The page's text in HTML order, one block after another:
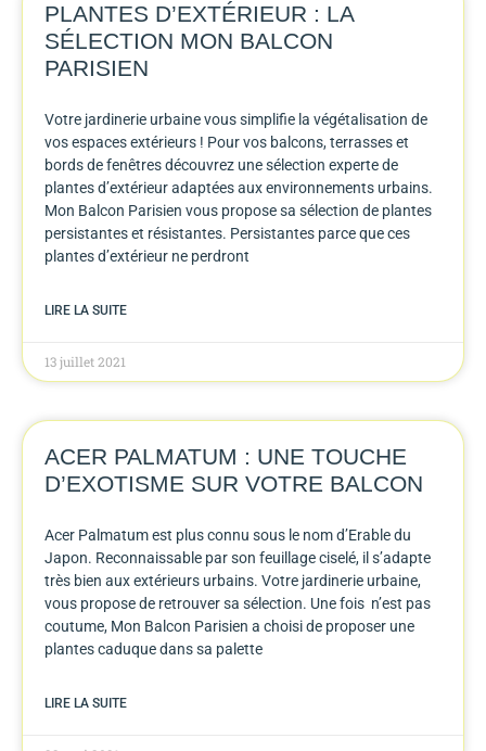
PLANTES D’EXTÉRIEUR : LA
SÉLECTION MON BALCON
PARISIEN
Votre jardinerie urbaine vous simplifie la végétalisation de
vos espaces extérieurs ! Pour vos balcons, terrasses et
bords de fenêtres découvrez une sélection experte de
plantes d’extérieur adaptées aux environnements urbains.
Mon Balcon Parisien vous propose sa sélection de plantes
persistantes et résistantes. Persistantes parce que ces
plantes d’extérieur ne perdront
LIRE LA SUITE
13 juillet 2021
ACER PALMATUM : UNE TOUCHE
D’EXOTISME SUR VOTRE BALCON
Acer Palmatum est plus connu sous le nom d’Erable du
Japon. Reconnaissable par son feuillage ciselé, il s’adapte
très bien aux extérieurs urbains. Votre jardinerie urbaine,
vous propose de retrouver sa sélection. Une fois n’est pas
coutume, Mon Balcon Parisien a choisi de proposer une
plantes caduque dans sa palette
LIRE LA SUITE